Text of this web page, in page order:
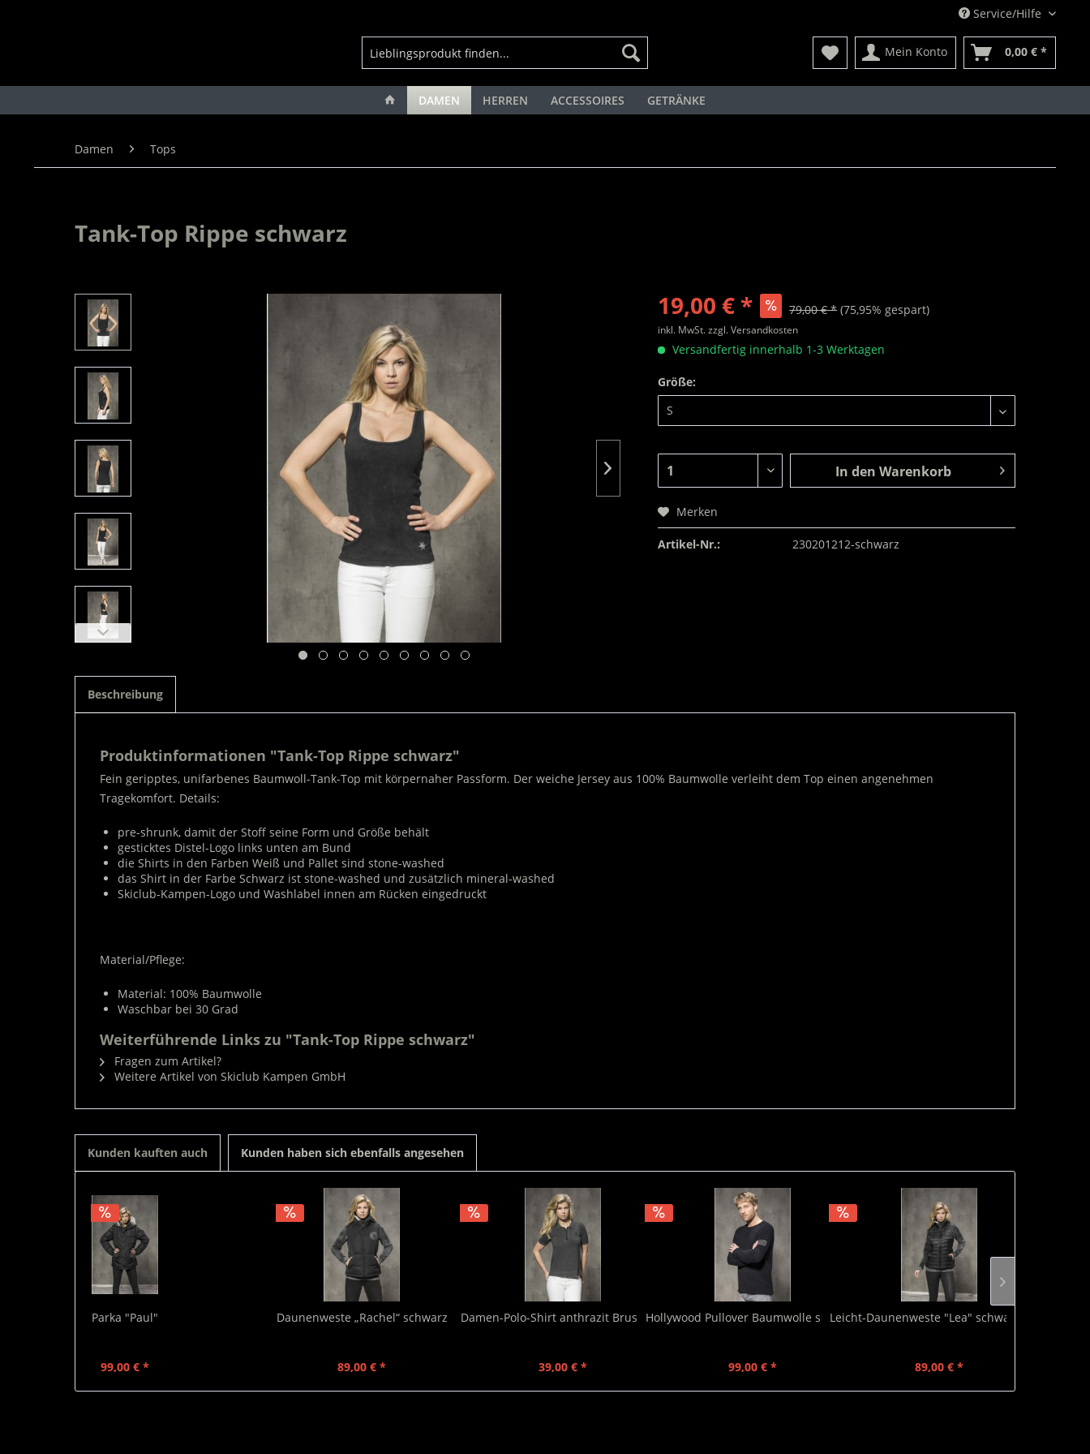
Service/Hilfe
Mein Konto 0,00 € *
DAMEN HERREN ACCESSOIRES GETRÄNKE
Damen Tops
Tank-Top Rippe schwarz
19,00 € * 79,00 € * (75,95% gespart)
inkl. MwSt.zzgl. Versandkosten
Versandfertig innerhalb 1-3 Werktagen
Größe:
In den Warenkorb
Merken
Artikel-Nr.: 230201212-schwarz
Beschreibung
Produktinformationen "Tank-Top Rippe schwarz"
Fein geripptes, unifarbenes Baumwoll-Tank-Top mit körpernaher Passform. Der weiche Jersey aus 100% Baumwolle verleiht dem Top einen angenehmen
Tragekomfort. Details:
pre-shrunk, damit der Stoff seine Form und Größe behält
gesticktes Distel-Logo links unten am Bund
die Shirts in den Farben Weiß und Pallet sind stone-washed
das Shirt in der Farbe Schwarz ist stone-washed und zusätzlich mineral-washed
Skiclub-Kampen-Logo und Washlabel innen am Rücken eingedruckt
Material/Pflege:
Material: 100% Baumwolle
Waschbar bei 30 Grad
Weiterführende Links zu "Tank-Top Rippe schwarz"
Fragen zum Artikel?
Weitere Artikel von Skiclub Kampen GmbH
Kunden kauften auch Kunden haben sich ebenfalls angesehen
Parka "Paul"
99,00 € *
Daunenweste „Rachel“ schwarz
89,00 € *
Damen-Polo-Shirt anthrazit Brustlogo
39,00 € *
Hollywood Pullover Baumwolle schwarz
99,00 € *
Leicht-Daunenweste "Lea" schwarz matt
89,00 € *